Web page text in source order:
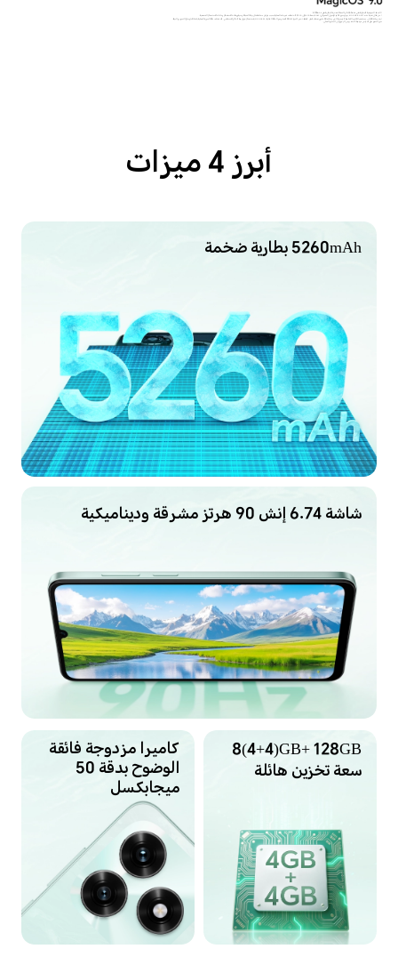
* السعة النموذجية للبطارية هي 5260mAh، والسعة المقدرة للبطارية هي 5100mAh.
* من خلال تقنية HONOR RAM Turbo، يتم توسيع ذاكرة الوصول العشوائي (RAM) سعة 6GB إلى 8GB. قد تختلف تجربتك الفعلية بسبب عوامل مختلفة مثل بيئة الشبكة وسيناريوهات الاستخدام وعادات الاستخدام الشخصية.
صور المنتج هي لأغراض مرجعية فقط، يرجى الرجوع إلى المنتج الفعلي.
أبرز 4 ميزات
5260mAh بطارية ضخمة
شاشة 6.74 إنش 90 هرتز مشرقة وديناميكية
8(4+4)GB+ 128GB
سعة تخزين هائلة
كاميرا مزدوجة فائقة
الوضوح بدقة 50
ميجابكسل